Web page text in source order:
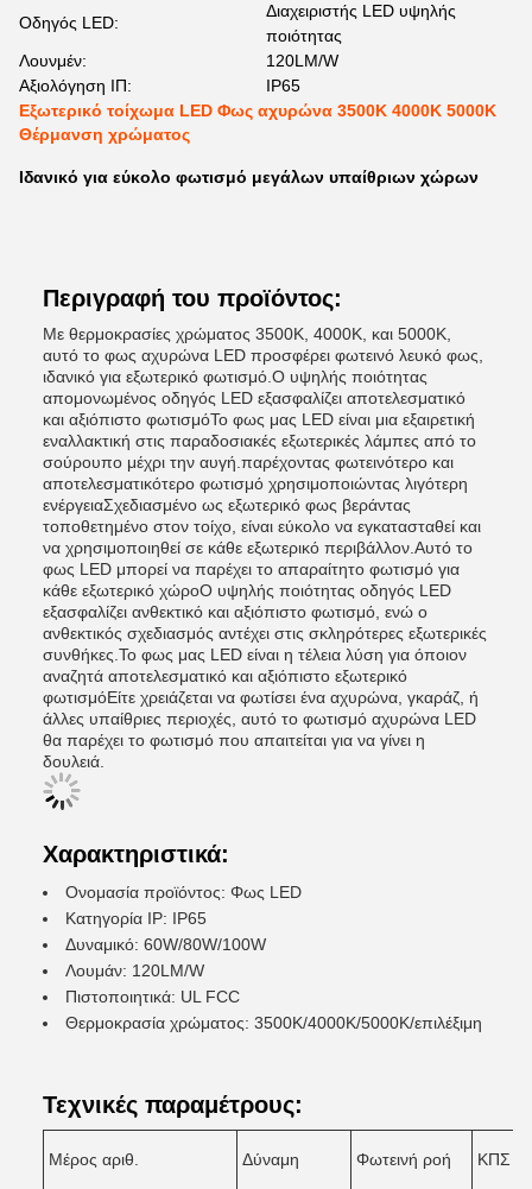
Οδηγός LED:
Διαχειριστής LED υψηλής
ποιότητας
Λουνμέν:
120LM/W
Αξιολόγηση ΙΠ:
IP65
Εξωτερικό τοίχωμα LED Φως αχυρώνα 3500K 4000K 5000K
Θέρμανση χρώματος
Ιδανικό για εύκολο φωτισμό μεγάλων υπαίθριων χώρων
Περιγραφή του προϊόντος:
Με θερμοκρασίες χρώματος 3500K, 4000K, και 5000K,
αυτό το φως αχυρώνα LED προσφέρει φωτεινό λευκό φως,
ιδανικό για εξωτερικό φωτισμό.Ο υψηλής ποιότητας
απομονωμένος οδηγός LED εξασφαλίζει αποτελεσματικό
και αξιόπιστο φωτισμόΤο φως μας LED είναι μια εξαιρετική
εναλλακτική στις παραδοσιακές εξωτερικές λάμπες από το
σούρουπο μέχρι την αυγή.παρέχοντας φωτεινότερο και
αποτελεσματικότερο φωτισμό χρησιμοποιώντας λιγότερη
ενέργειαΣχεδιασμένο ως εξωτερικό φως βεράντας
τοποθετημένο στον τοίχο, είναι εύκολο να εγκατασταθεί και
να χρησιμοποιηθεί σε κάθε εξωτερικό περιβάλλον.Αυτό το
φως LED μπορεί να παρέχει το απαραίτητο φωτισμό για
κάθε εξωτερικό χώροΟ υψηλής ποιότητας οδηγός LED
εξασφαλίζει ανθεκτικό και αξιόπιστο φωτισμό, ενώ ο
ανθεκτικός σχεδιασμός αντέχει στις σκληρότερες εξωτερικές
συνθήκες.Το φως μας LED είναι η τέλεια λύση για όποιον
αναζητά αποτελεσματικό και αξιόπιστο εξωτερικό
φωτισμόΕίτε χρειάζεται να φωτίσει ένα αχυρώνα, γκαράζ, ή
άλλες υπαίθριες περιοχές, αυτό το φωτισμό αχυρώνα LED
θα παρέχει το φωτισμό που απαιτείται για να γίνει η
δουλειά.
Χαρακτηριστικά:
Ονομασία προϊόντος: Φως LED
Κατηγορία IP: IP65
Δυναμικό: 60W/80W/100W
Λουμάν: 120LM/W
Πιστοποιητικά: UL FCC
Θερμοκρασία χρώματος: 3500K/4000K/5000K/επιλέξιμη
Τεχνικές παραμέτρους:
Μέρος αριθ. Δύναμη Φωτεινή ροή ΚΠΣ